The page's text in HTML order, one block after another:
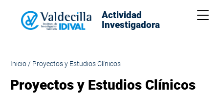
Actividad
Investigadora
Inicio / Proyectos y Estudios Clínicos
Proyectos y Estudios Clínicos